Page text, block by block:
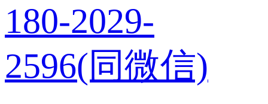
180-2029-
2596(同微信)